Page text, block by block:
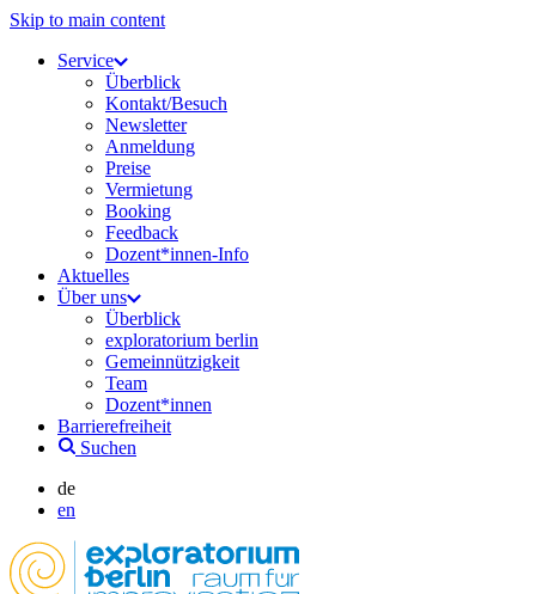
Skip to main content
Service
Überblick
Kontakt/Besuch
Newsletter
Anmeldung
Preise
Vermietung
Booking
Feedback
Dozent*innen-Info
Aktuelles
Über uns
Überblick
exploratorium berlin
Gemeinnützigkeit
Team
Dozent*innen
Barrierefreiheit
Suchen
de
en